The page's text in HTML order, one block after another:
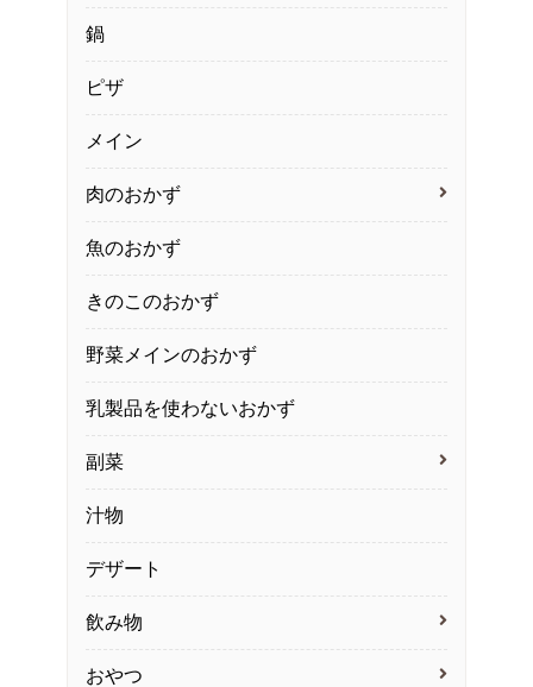
鍋
ピザ
メイン
肉のおかず
魚のおかず
きのこのおかず
野菜メインのおかず
乳製品を使わないおかず
副菜
汁物
デザート
飲み物
おやつ